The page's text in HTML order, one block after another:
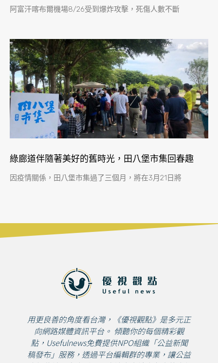
阿富汗喀布爾機場8/26受到爆炸攻擊，死傷人數不斷
綠廊道伴隨著美好的舊時光，田八堡市集回春趣
因疫情關係，田八堡市集過了三個月，將在3月21日將
用更良善的角度看台灣，《優視觀點》是多元正
向網路媒體資訊平台。 傾聽你的每個精彩觀
點，Usefulnews免費提供NPO組織「公益新聞
稿發布」服務，透過平台編輯群的專業，讓公益